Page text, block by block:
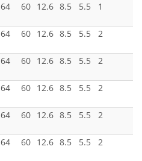
64 60 12.6 8.5 5.5 1
64 60 12.6 8.5 5.5 2
64 60 12.6 8.5 5.5 2
64 60 12.6 8.5 5.5 2
64 60 12.6 8.5 5.5 2
64 60 12.6 8.5 5.5 2